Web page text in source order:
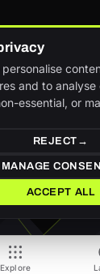
reserved.
English and
Explore
and to
essential, or
REJECT
MANAGE
ACCEPT ALL